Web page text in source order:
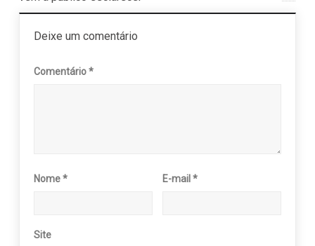
Deixe um comentário
Comentário*
Nome* E-mail*
Site